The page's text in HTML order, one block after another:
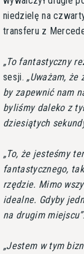
niedzielę na
transferu z
To fantastyczny
sesji.
Uważam, że
by zapewnić nam
byliśmy daleko z
dziesiątych
To, że jesteśmy
fantastycznego,
rzędzie. Mimo
idealne. Gdyby
na drugim miejscu .
Jestem w tym